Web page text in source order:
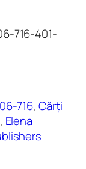
716-401-
716, Cărți
, Elena